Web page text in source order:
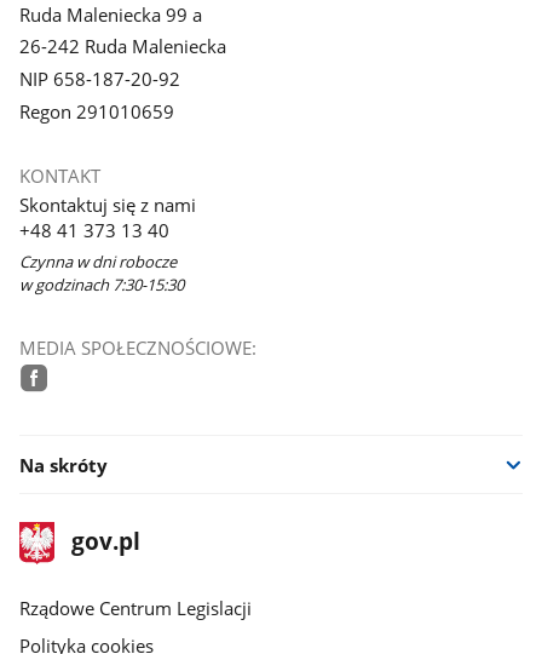
Ruda Maleniecka 99 a
26-242 Ruda Maleniecka
NIP 658-187-20-92
Regon 291010659
KONTAKT
Skontaktuj się z nami
+48 41 373 13 40
Czynna w dni robocze
w godzinach 7:30-15:30
MEDIA SPOŁECZNOŚCIOWE:
Na skróty
stopka
gov.plStrona
gov.pl
Rządowe Centrum Legislacji
Polityka cookies